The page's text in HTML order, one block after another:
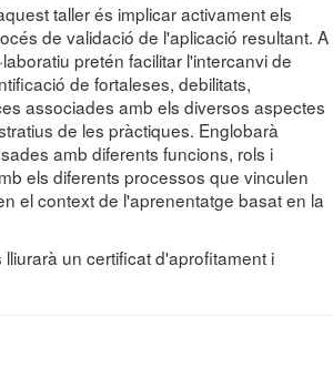
taller és implicar activament els
de validació de l'aplicació resultant. A
pretén facilitar l'intercanvi de
de fortaleses, debilitats,
associades amb els diversos aspectes
de les pràctiques. Englobarà
amb diferents funcions, rols i
els diferents processos que vinculen
el context de l'aprenentatge basat en la
un certificat d'aprofitament i